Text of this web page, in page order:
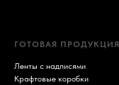
ГОТОВАЯ ПРОДУКЦИЯ
Ленты с надписями
Крафтовые коробки